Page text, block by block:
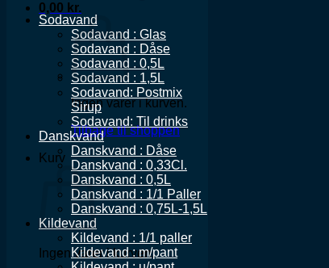
0,00 kr.
Ingen varer i kurven.
Tilbage til shoppen
Kurv
Ingen varer i kurven.
Sodavand
Sodavand : Glas
Sodavand : Dåse
Sodavand : 0,5L
Sodavand : 1,5L
Sodavand: Postmix
Sirup
Sodavand: Til drinks
Danskvand
Danskvand : Dåse
Danskvand : 0,33Cl.
Danskvand : 0,5L
Danskvand : 1/1 Paller
Danskvand : 0,75L-1,5L
Kildevand
Kildevand : 1/1 paller
Kildevand : m/pant